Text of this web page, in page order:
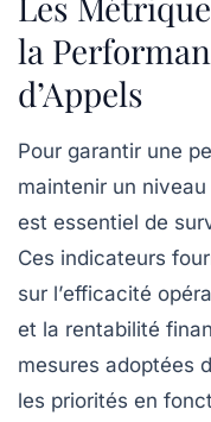
la
d’Appels
Pour garantir une
maintenir un
est essentiel de
Ces indicateurs
sur l’efficacité
et la rentabilité
mesures adoptées
les priorités en